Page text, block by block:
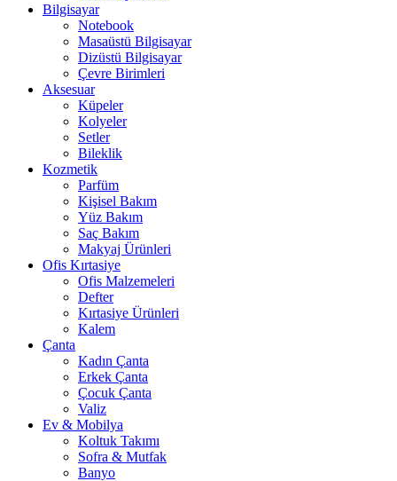
Bilgisayar
Notebook
Masaüstü Bilgisayar
Dizüstü Bilgisayar
Çevre Birimleri
Aksesuar
Küpeler
Kolyeler
Setler
Bileklik
Kozmetik
Parfüm
Kişisel Bakım
Yüz Bakım
Saç Bakım
Makyaj Ürünleri
Ofis Kırtasiye
Ofis Malzemeleri
Defter
Kırtasiye Ürünleri
Kalem
Çanta
Kadın Çanta
Erkek Çanta
Çocuk Çanta
Valiz
Ev & Mobilya
Koltuk Takımı
Sofra & Mutfak
Banyo